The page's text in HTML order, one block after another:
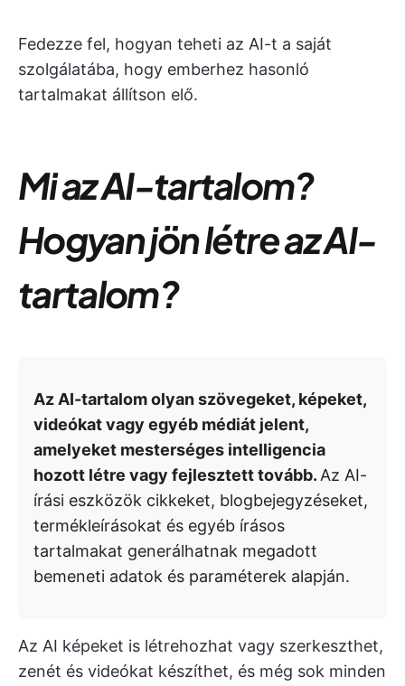
Fedezze fel, hogyan teheti az AI-t a saját
szolgálatába, hogy emberhez hasonló
tartalmakat állítson elő.
Mi az AI-tartalom?
Hogyan jön létre az AI-
tartalom?
Az AI-tartalom olyan szövegeket, képeket,
videókat vagy egyéb médiát jelent,
amelyeket mesterséges intelligencia
hozott létre vagy fejlesztett tovább. Az AI-
írási eszközök cikkeket, blogbejegyzéseket,
termékleírásokat és egyéb írásos
tartalmakat generálhatnak megadott
bemeneti adatok és paraméterek alapján.
Az AI képeket is létrehozhat vagy szerkeszthet,
zenét és videókat készíthet, és még sok minden